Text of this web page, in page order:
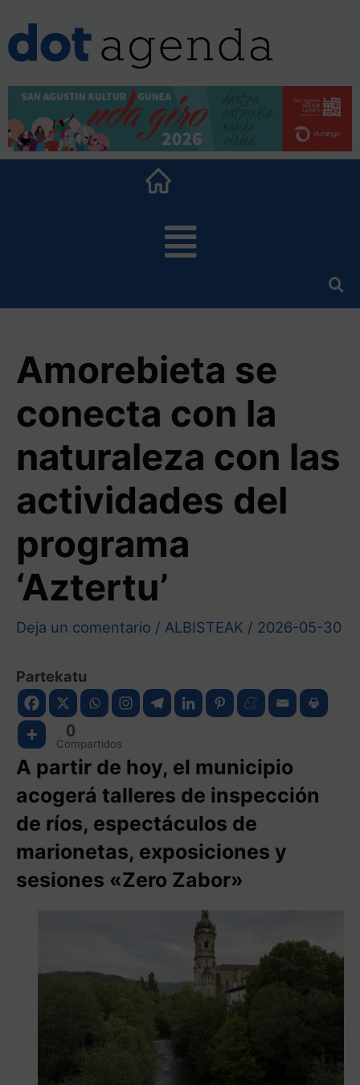
Amorebieta se
conecta con la
naturaleza con las
actividades del
programa
‘Aztertu’
Deja un comentario / ALBISTEAK / 2026-05-30
Partekatu
0
Compartidos
A partir de hoy, el municipio
acogerá talleres de inspección
de ríos, espectáculos de
marionetas, exposiciones y
sesiones «Zero Zabor»